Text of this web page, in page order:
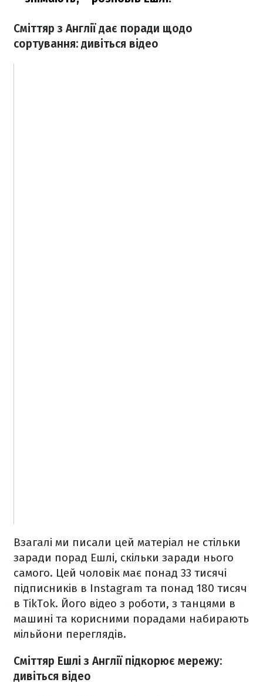
Сміттяр з Англії дає поради щодо
сортування: дивіться відео
Взагалі ми писали цей матеріал не стільки
заради порад Ешлі, скільки заради нього
самого. Цей чоловік має понад 33 тисячі
підписників в Instagram та понад 180 тисяч
в TikTok. Його відео з роботи, з танцями в
машині та корисними порадами набирають
мільйони переглядів.
Сміттяр Ешлі з Англії підкорює мережу:
дивіться відео